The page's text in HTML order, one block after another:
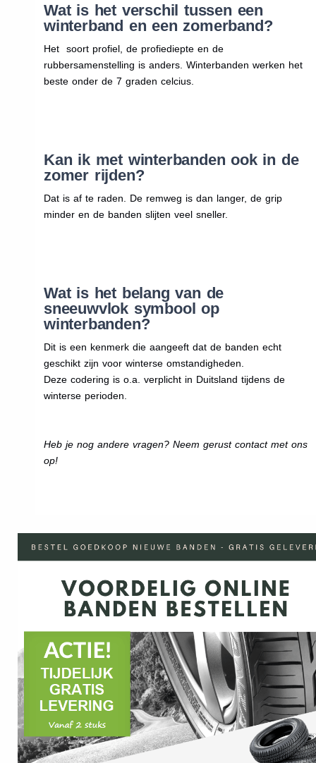
Wat is het verschil tussen een
winterband en een zomerband?
Het soort profiel, de profiediepte en de
rubbersamenstelling is anders. Winterbanden werken het
beste onder de 7 graden celcius.
Kan ik met winterbanden ook in de
zomer rijden?
Dat is af te raden. De remweg is dan langer, de grip
minder en de banden slijten veel sneller.
Wat is het belang van de
sneeuwvlok symbool op
winterbanden?
Dit is een kenmerk die aangeeft dat de banden echt
geschikt zijn voor winterse omstandigheden.
Deze codering is o.a. verplicht in Duitsland tijdens de
winterse perioden.
Heb je nog andere vragen? Neem gerust contact met ons
op!